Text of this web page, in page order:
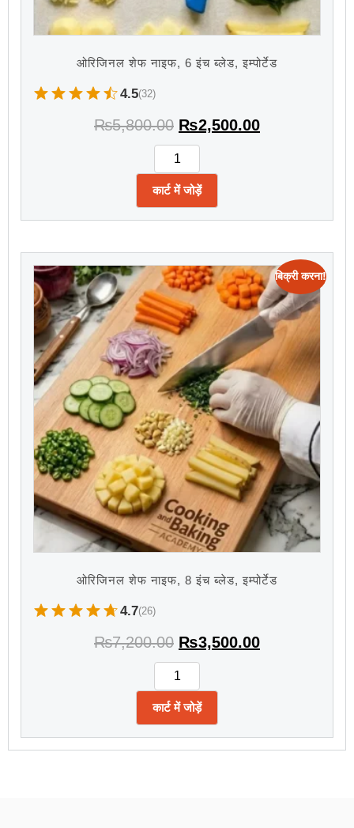
ओरिजिनल शेफ नाइफ, 6 इंच ब्लेड, इम्पोर्टेड
4.5(32)
₨5,800.00 ₨2,500.00
कार्ट में जोड़ें
बिक्री करना!
ओरिजिनल शेफ नाइफ, 8 इंच ब्लेड, इम्पोर्टेड
4.7(26)
₨7,200.00 ₨3,500.00
कार्ट में जोड़ें